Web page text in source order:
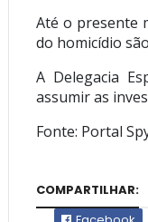
Até o presente
do homicídio
A Delegacia
assumir as
Fonte: Portal
COMPARTILHAR: